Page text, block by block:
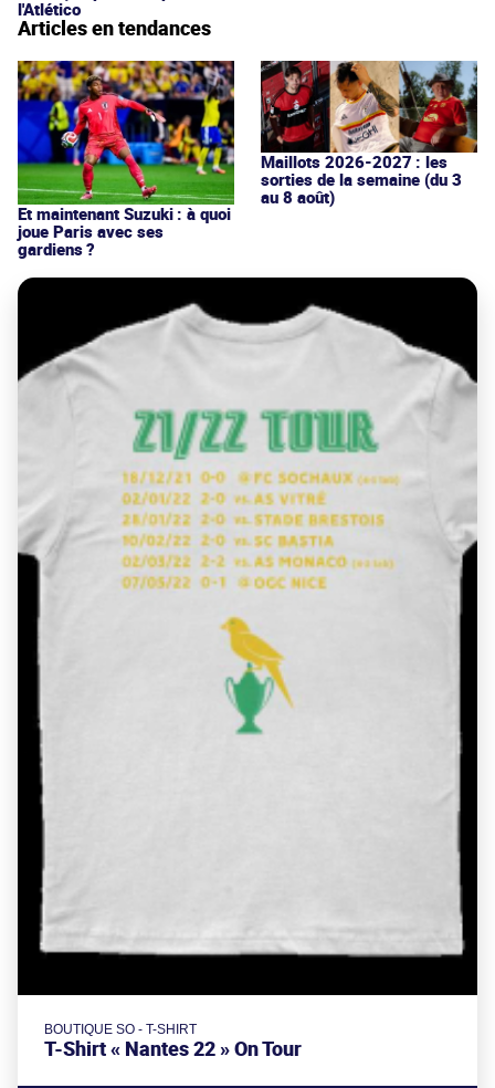
l'Atlético
Articles en tendances
Et maintenant Suzuki : à quoi
joue Paris avec ses
gardiens ?
Maillots 2026-2027 : les
sorties de la semaine (du 3
au 8 août)
BOUTIQUE SO - T-SHIRT
T-Shirt « Nantes 22 » On Tour